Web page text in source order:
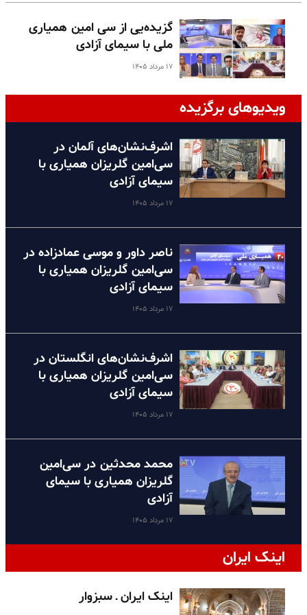
گزیده‌یی از سی امین همیاری
ملی با سیمای آزادی
۱۷ مرداد ۱۴۰۵
ویدیوهای برگزیده
اشرف‌نشان‌های آلمان در
سی‌امین گلریزان همیاری با
سیمای آزادی
۱۷ مرداد ۱۴۰۵
ناصر داور و موسی عمادزاده در
سی‌امین گلریزان همیاری با
سیمای آزادی
۱۷ مرداد ۱۴۰۵
اشرف‌نشان‌های انگلستان در
سی‌امین گلریزان همیاری با
سیمای آزادی
۱۷ مرداد ۱۴۰۵
محمد محدثین در سی‌امین
گلریزان همیاری با سیمای
آزادی
۱۷ مرداد ۱۴۰۵
اینک ایران
اینک ایران ـ سبزوار